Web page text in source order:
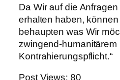
Da Wir auf die
erhalten haben, können
behaupten was Wir
zwingend-humanitärem
Kontrahierungspflicht.“
Post Views: 80